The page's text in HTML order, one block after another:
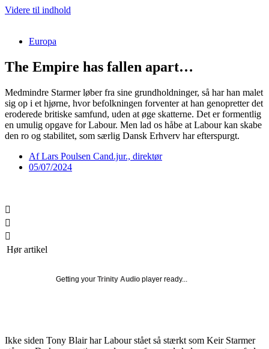
Videre til indhold
Europa
The Empire has fallen apart…
Medmindre Starmer løber fra sine grundholdninger, så har han malet
sig op i et hjørne, hvor befolkningen forventer at han genopretter det
eroderede britiske samfund, uden at øge skatterne. Det er formentlig
en umulig opgave for Labour. Men lad os håbe at Labour kan skabe
den ro og stabilitet, som særlig Dansk Erhverv har efterspurgt.
AfLars Poulsen Cand.jur., direktør
05/07/2024
Hør artikel
Getting your Trinity Audio player ready...
Ikke siden Tony Blair har Labour stået så stærkt som Keir Starmer